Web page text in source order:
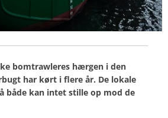
bomtrawleres hærgen i den
har kørt i flere år. De lokale
både kan intet stille op mod de